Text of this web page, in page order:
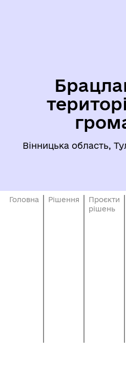
Вінницька область,
Головна Рішення
Проєкти
рішень